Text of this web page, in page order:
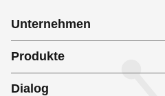
Unternehmen
Produkte
Dialog